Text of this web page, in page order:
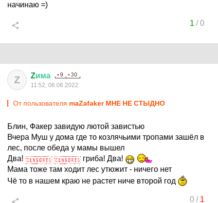
начинаю =)
1 /0
Z Zима
11:52, 06.06.2022
От пользователя maZafaker МНЕ НЕ СТЫДНО
Блин, Факер завидую лютой завистью
Вчера Муш у дома где то козлячьими тропами зашёл в
лес, после обеда у мамы вышел
Два!
гриба! Два!
Мама тоже там ходит лес утюжит - ничего нет
Чё то в нашем краю не растет ниче второй год
0/ 1